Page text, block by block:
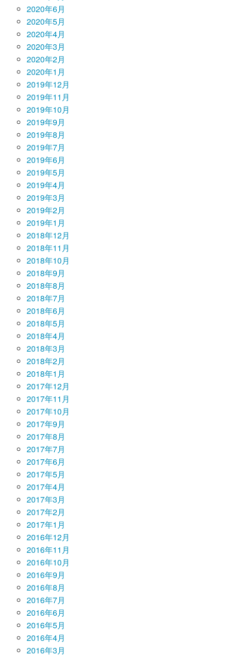
2020年6月
2020年5月
2020年4月
2020年3月
2020年2月
2020年1月
2019年12月
2019年11月
2019年10月
2019年9月
2019年8月
2019年7月
2019年6月
2019年5月
2019年4月
2019年3月
2019年2月
2019年1月
2018年12月
2018年11月
2018年10月
2018年9月
2018年8月
2018年7月
2018年6月
2018年5月
2018年4月
2018年3月
2018年2月
2018年1月
2017年12月
2017年11月
2017年10月
2017年9月
2017年8月
2017年7月
2017年6月
2017年5月
2017年4月
2017年3月
2017年2月
2017年1月
2016年12月
2016年11月
2016年10月
2016年9月
2016年8月
2016年7月
2016年6月
2016年5月
2016年4月
2016年3月